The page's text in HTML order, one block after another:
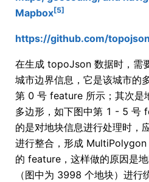
Mapbox[5]
https://github.com/
在生成 topoJson 数据时，需
城市边界信息，它是该城市的
第 0 号 feature 所示；其次是
多边形，如下图中第 1 - 5 号
的是对地块信息进行处理时，
进行整合，形成
的 feature，这样做的原因是
（图中为 3998 个地块）进行